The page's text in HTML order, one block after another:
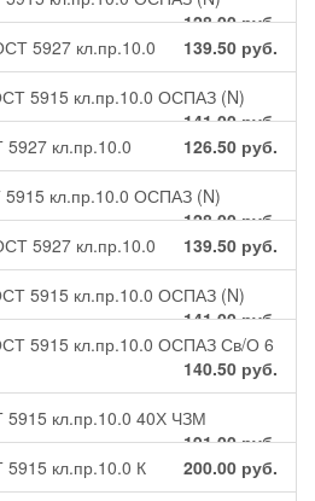
128.00руб.
5927 кл.пр.10.0
139.50 руб.
5915 кл.пр.10.0 ОСПАЗ (N)
141.00руб.
5927 кл.пр.10.0
126.50 руб.
5915 кл.пр.10.0 ОСПАЗ (N)
128.00руб.
5927 кл.пр.10.0
139.50 руб.
5915 кл.пр.10.0 ОСПАЗ (N)
141.00руб.
5915 кл.пр.10.0 ОСПАЗ Св/О 6
140.50 руб.
5915 кл.пр.10.0 40Х ЧЗМ
191.00руб.
5915 кл.пр.10.0 К
200.00 руб.